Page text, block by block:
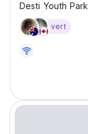
Desti Youth
vert